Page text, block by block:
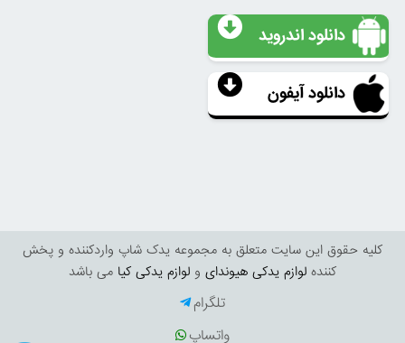
دانلود اندروید
دانلود آیفون
کليه حقوق اين سايت متعلق به مجموعه یدک شاپ واردکننده و پخش
کننده لوازم یدکی هیوندای و لوازم یدکی کیا می باشد
تلگرام
واتساپ